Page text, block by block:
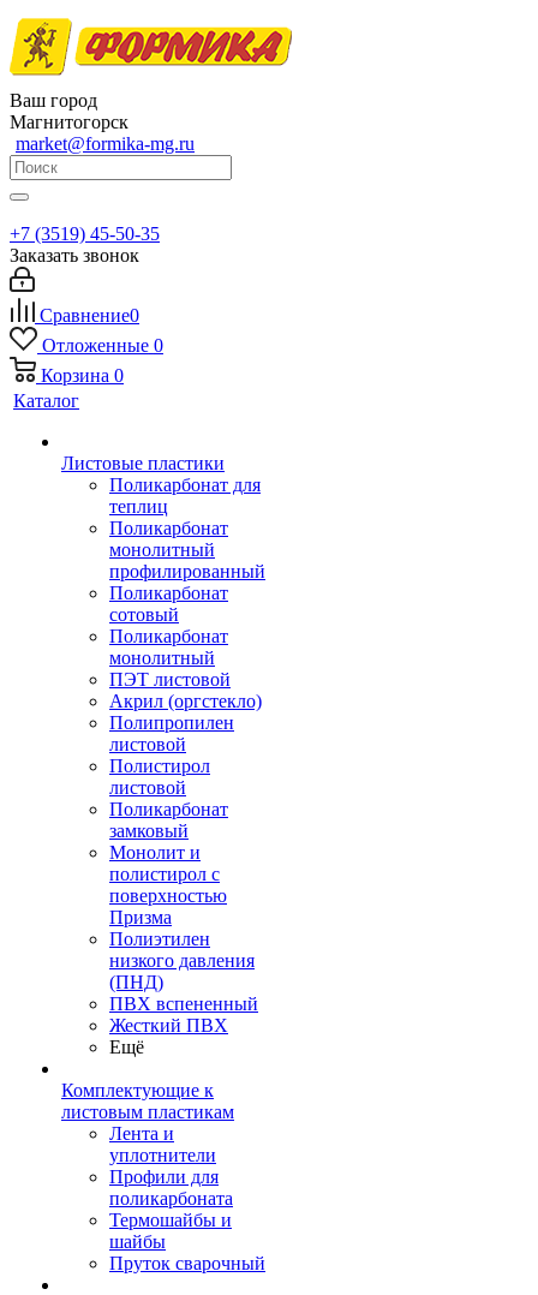
Ваш город
Магнитогорск
market@formika-mg.ru
+7 (3519) 45-50-35
Заказать звонок
Сравнение0
Отложенные 0
Корзина 0
Каталог
Листовые пластики
Поликарбонат для
теплиц
Поликарбонат
монолитный
профилированный
Поликарбонат
сотовый
Поликарбонат
монолитный
ПЭТ листовой
Акрил (оргстекло)
Полипропилен
листовой
Полистирол
листовой
Поликарбонат
замковый
Монолит и
полистирол с
поверхностью
Призма
Полиэтилен
низкого давления
(ПНД)
ПВХ вспененный
Жесткий ПВХ
Ещё
Комплектующие к
листовым пластикам
Лента и
уплотнители
Профили для
поликарбоната
Термошайбы и
шайбы
Пруток сварочный